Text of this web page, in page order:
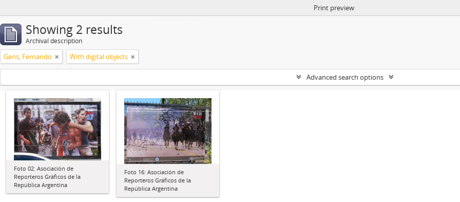
Print preview
Showing 2 results
Archival description
Gens, Fernando With digital objects
Advanced search options
Foto 02: Asociación de
Reporteros Gráficos de la
República Argentina
Foto 16: Asociación de
Reporteros Gráficos de la
República Argentina